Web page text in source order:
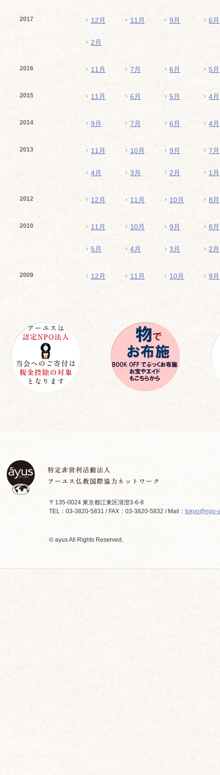
2017 12月 11月 9月 6月
2月
2016 11月 7月 6月 5月
2015 11月 6月 5月 4月
2014 9月 7月 6月 4月
2013 11月 10月 9月 7月
4月 3月 2月 1月
2012 12月 11月 10月 8月
2010 11月 10月 9月 8月
5月 4月 3月 2月
2009 12月 11月 10月 9月
〒135-0024 東京都江東区清澄3-6-8
TEL：03-3820-5831 / FAX：03-3820-5832 / Mail： tokyo@ngo-
© ayus All Rights Reserved.